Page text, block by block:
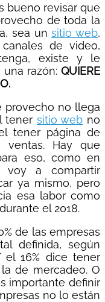
bueno revisar que
de toda la
sea unsitio web,
de video,
existe y le
razón: QUIERE
provecho no llega
tener sitio web no
tener página de
ventas. Hay que
eso, como en
voy a compartir
ya mismo, pero
esa labor como
el 2018.
de las empresas
definida, según
el 16% dice tener
de mercadeo. O
importante definir
no lo están